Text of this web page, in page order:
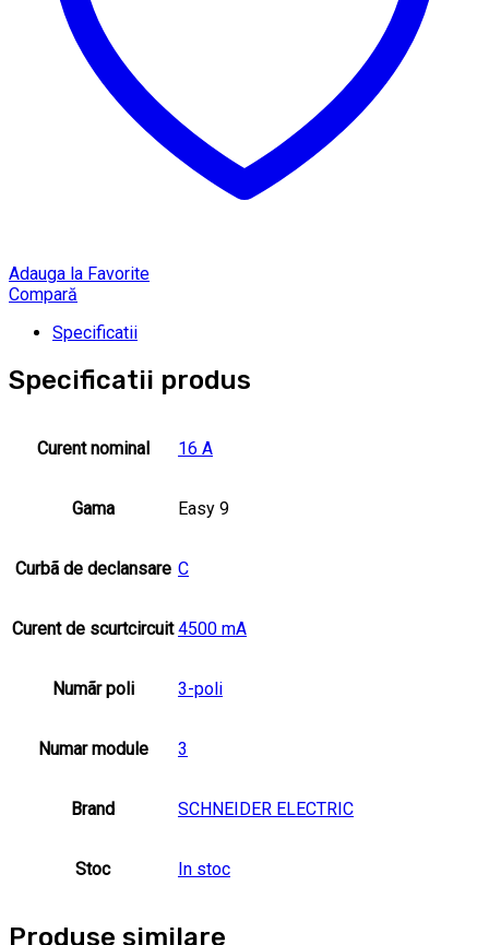
Adauga la Favorite
Compară
Specificatii
Specificatii produs
Curent nominal 16 A
Gama Easy 9
Curbã de declansare C
Curent de scurtcircuit 4500 mA
Numãr poli 3-poli
Numar module 3
Brand SCHNEIDER ELECTRIC
Stoc In stoc
Produse similare